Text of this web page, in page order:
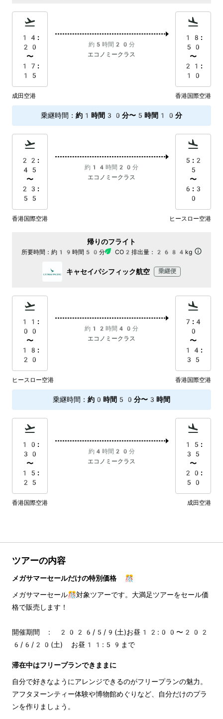
14:
20
〜
17:
15
約5時間20分
エコノミークラス
18:
50
〜
21:
10
成田空港 香港国際空港
乗継時間 ： 約1時間30分〜5時間10分
22:
45
〜
23:
55
約14時間20分
エコノミークラス
5:2
5
〜
6:3
0
香港国際空港 ヒースロー空港
帰りのフライト
所要時間： 約19時間50分 CO2排出量： 2684kg
キャセイパシフィック航空 乗継便
11:
00
〜
18:
20
約12時間40分
エコノミークラス
7:4
0
〜
14:
35
ヒースロー空港 香港国際空港
乗継時間 ： 約0時間50分〜3時間
10:
30
〜
15:
25
約4時間20分
エコノミークラス
15:
35
〜
20:
50
香港国際空港 成田空港
ツアーの内容
メガサマーセールだけの特別価格 🎊
メガサマーセール🎊対象ツアーです。大満足ツアーをセール価
格で販売します！
開催期間 : 2026/5/9(土)お昼12:00〜202
6/6/20(土) お昼11:59まで
滞在中はフリープランできままに
自分で好きなようにアレンジできるのがフリープランの魅力。
アフタヌーンティー体験や博物館めぐりなど、自分だけのプラ
ンを作りましょう。